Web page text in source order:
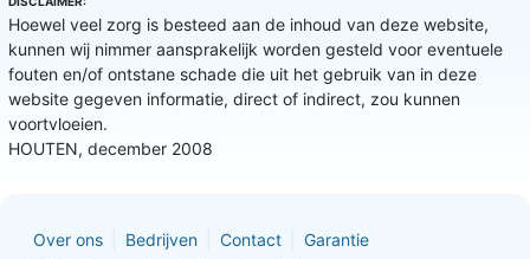
Hoewel veel zorg is besteed aan de inhoud van deze website,
kunnen wij nimmer aansprakelijk worden gesteld voor eventuele
fouten en/of ontstane schade die uit het gebruik van in deze
website gegeven informatie, direct of indirect, zou kunnen
voortvloeien.
HOUTEN, december 2008
Over ons Bedrijven Contact Garantie